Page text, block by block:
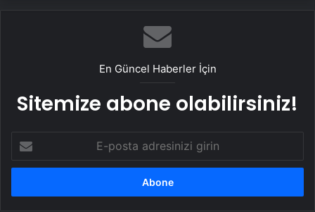
En Güncel Haberler İçin
Sitemize abone olabilirsiniz!
posta
adresinizi